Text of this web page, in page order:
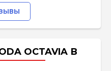
OCTAVIA В